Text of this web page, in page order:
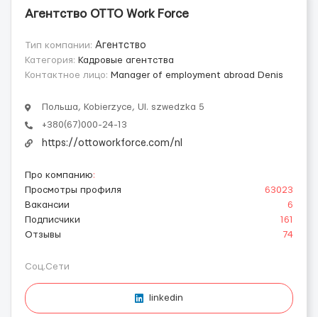
Агентство OTTO Work Force
Тип компании: Агентство
Категория: Кадровые агентства
Контактное лицо: Manager of employment abroad Denis
Польша, Kobierzyce, Ul. szwedzka 5
+380(67)000-24-13
https://ottoworkforce.com/nl
Про компанию:
Просмотры профиля
63023
Вакансии
6
Подписчики
161
Отзывы
74
Соц.Сети
linkedin